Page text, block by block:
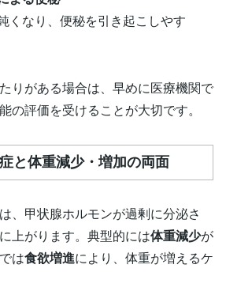
くなり、便秘を引き起こしやす
りがある場合は、早めに医療機関で
の評価を受けることが大切です。
と体重減少・増加の両面
、甲状腺ホルモンが過剰に分泌さ
上がります。典型的には体重減少が
は食欲増進により、体重が増えるケ